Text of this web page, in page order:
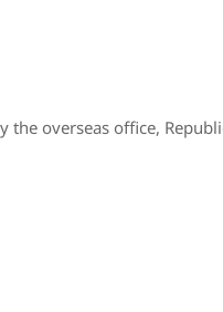
overseas office,